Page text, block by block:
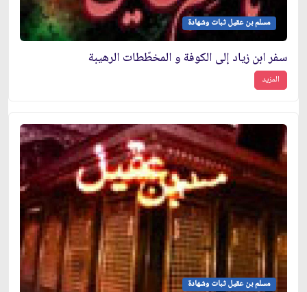
مسلم بن عقيل ثبات وشهادة
سفر ابن زياد إلى الكوفة و المخطّطات الرهيبة
المزيد
مسلم بن عقيل ثبات وشهادة